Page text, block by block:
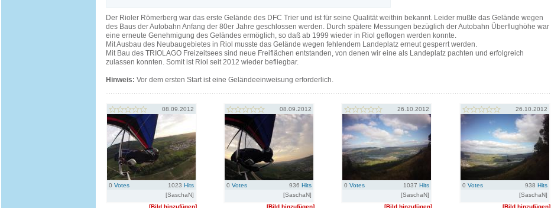
Der Rioler Römerberg war das erste Gelände des DFC Trier und ist für seine Qualität weithin bekannt. Leider mußte das Gelände wegen
des Baus der Autobahn Anfang der 80er Jahre geschlossen werden. Durch spätere Messungen bezüglich der Autobahn Überflughöhe war
eine erneute Genehmigung des Geländes ermöglich, so daß ab 1999 wieder in Riol geflogen werden konnte.
Mit Ausbau des Neubaugebietes in Riol musste das Gelände wegen fehlendem Landeplatz erneut gesperrt werden.
Mit Bau des TRIOLAGO Freizeitsees sind neue Freiflächen entstanden, von denen wir eine als Landeplatz pachten und erfolgreich
zulassen konnten. Somit ist Riol seit 2012 wieder befliegbar.
Hinweis: Vor dem ersten Start ist eine Geländeeinweisung erforderlich.
08.09.2012
0 Votes 1023 Hits
[SaschaN]
[Bild hinzufügen]
08.09.2012
0 Votes 936 Hits
[SaschaN]
[Bild hinzufügen]
26.10.2012
0 Votes 1037 Hits
[SaschaN]
[Bild hinzufügen]
26.10.2012
0 Votes 938 Hits
[SaschaN]
[Bild hinzufügen]